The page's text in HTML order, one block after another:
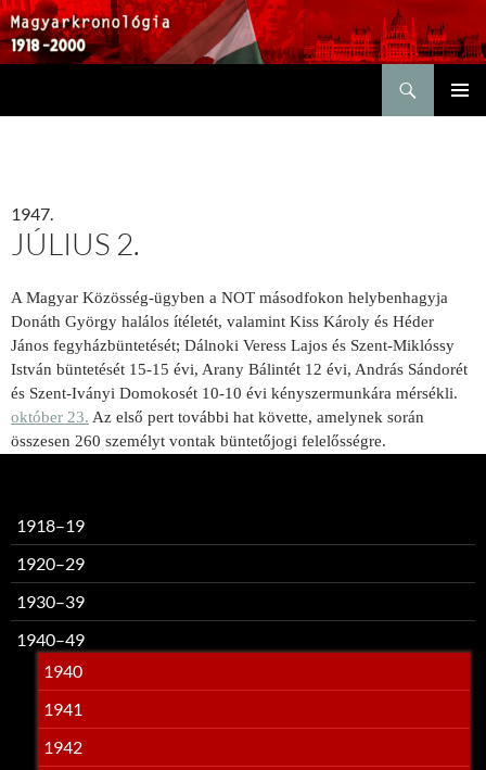
1947.
JÚLIUS 2.
A Magyar Közösség-ügyben a NOT másodfokon helybenhagyja
Donáth György halálos ítéletét, valamint Kiss Károly és Héder
János fegyházbüntetését; Dálnoki Veress Lajos és Szent-Miklóssy
István büntetését 15-15 évi, Arany Bálintét 12 évi, András Sándorét
és Szent-Iványi Domokosét 10-10 évi kényszermunkára mérsékli.
október 23. Az első pert további hat követte, amelynek során
összesen 260 személyt vontak büntetőjogi felelősségre.
1918–19
1920–29
1930–39
1940–49
1940
1941
1942